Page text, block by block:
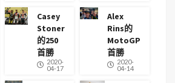
Casey
Stoner
的250
首勝
2020-
04-17
Alex
Rins的
MotoGP
首勝
2020-
04-14